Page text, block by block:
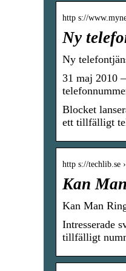
http s://
Ny
Ny
31 maj 2010
​Blocket
ett tillfälligt
http s://techlib.se
Kan
Kan Man
Intresserade
tillfälligt